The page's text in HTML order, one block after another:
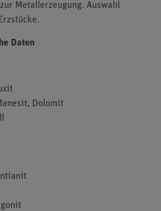
Metallerzeugung. Auswahl
Daten
Dolomit